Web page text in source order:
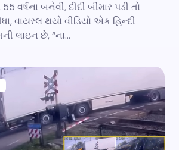
વર્ષના બનેવી, દીદી બીમાર પડી તો
વાયરલ થયો વીડિયો એક હિન્દી
લાઇન છે, “ના…